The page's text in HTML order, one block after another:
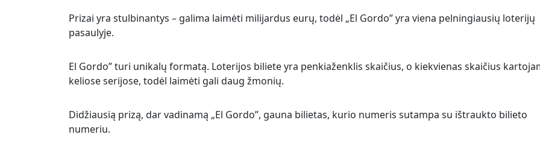
Prizai yra stulbinantys – galima laimėti milijardus eurų, todėl „El Gordo” yra viena pelningiausių loterijų
pasaulyje.
El Gordo” turi unikalų formatą. Loterijos biliete yra penkiaženklis skaičius, o kiekvienas skaičius
keliose serijose, todėl laimėti gali daug žmonių.
Didžiausią prizą, dar vadinamą „El Gordo”, gauna bilietas, kurio numeris sutampa su ištraukto bilieto
numeriu.